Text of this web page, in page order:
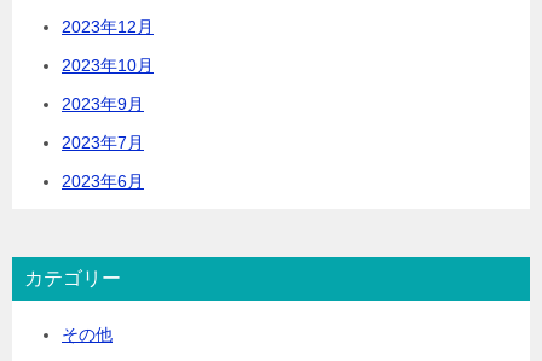
2023年12月
2023年10月
2023年9月
2023年7月
2023年6月
カテゴリー
その他